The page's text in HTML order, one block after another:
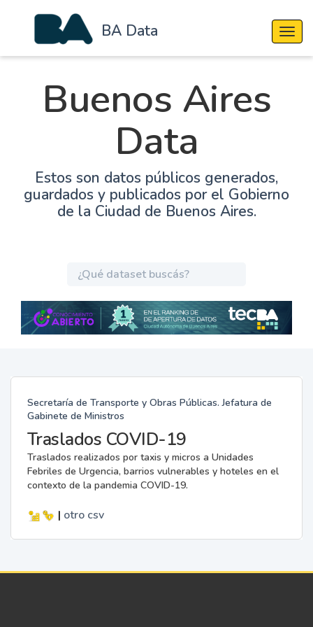
BA Data
Buenos Aires
Data
Estos son datos públicos generados,
guardados y publicados por el Gobierno
de la Ciudad de Buenos Aires.
Secretaría de Transporte y Obras Públicas. Jefatura de
Gabinete de Ministros
Traslados COVID-19
Traslados realizados por taxis y micros a Unidades
Febriles de Urgencia, barrios vulnerables y hoteles en el
contexto de la pandemia COVID-19.
| otro csv